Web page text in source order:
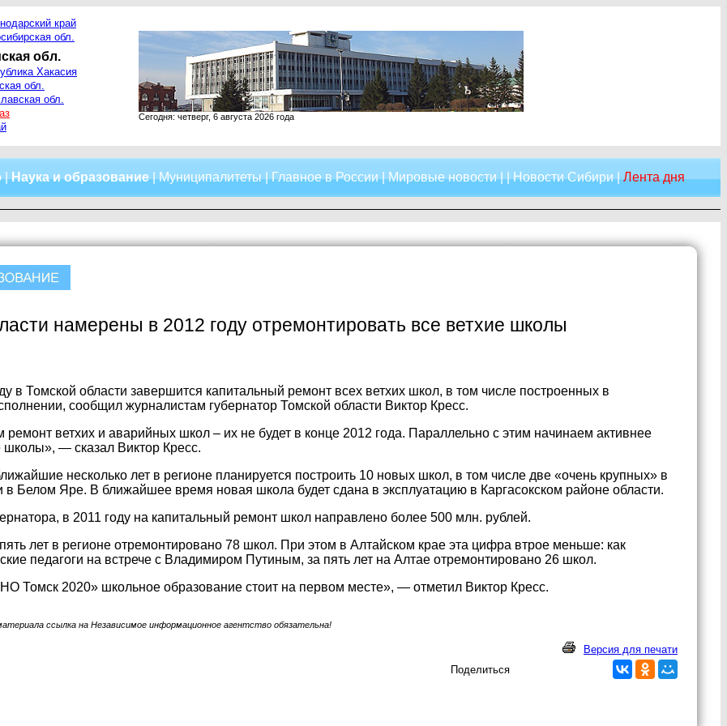
край
обл.
обл.
Хакасия
обл.
обл.
Сегодня: четверг, 6 августа 2026 года
|Наука и образование|Муниципалитеты|Главное в России|Мировые новости| |Новости Сибири|Лента дня
намерены в 2012 году отремонтировать все ветхие школы
в Томской области завершится капитальный ремонт всех ветхих школ, в том числе построенных в
сообщил журналистам губернатор Томской области Виктор Кресс.
ветхих и аварийных школ – их не будет в конце 2012 года. Параллельно с этим начинаем активнее
школы», — сказал Виктор Кресс.
несколько лет в регионе планируется построить 10 новых школ, в том числе две «очень крупных» в
в Белом Яре. В ближайшее время новая школа будет сдана в эксплуатацию в Каргасокском районе области.
в 2011 году на капитальный ремонт школ направлено более 500 млн. рублей.
лет в регионе отремонтировано 78 школ. При этом в Алтайском крае эта цифра втрое меньше: как
педагоги на встрече с Владимиром Путиным, за пять лет на Алтае отремонтировано 26 школ.
Томск 2020» школьное образование стоит на первом месте», — отметил Виктор Кресс.
ссылка на Независимое информационное агентство обязательна!
Версия для печати
Поделиться